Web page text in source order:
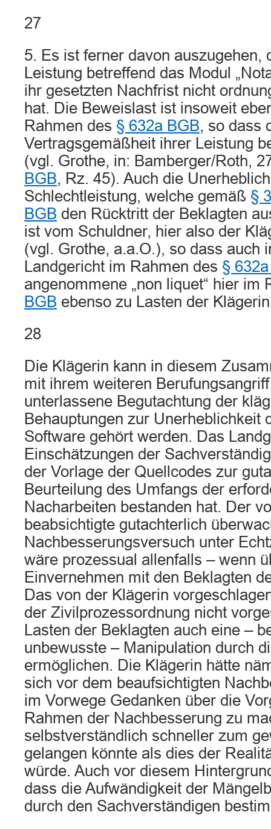
27
5. Es ist ferner davon auszugehen,
Leistung betreffend das Modul
ihr gesetzten Nachfrist nicht
hat. Die Beweislast ist insoweit
Rahmen des § 632a BGB, so dass
Vertragsgemäßheit ihrer Leistung
(vgl. Grothe, in: Bamberger/Roth,
BGB, Rz. 45). Auch die
Schlechtleistung, welche gemäß §
BGB den Rücktritt der Beklagten
ist vom Schuldner, hier also der
(vgl. Grothe, a.a.O.), so dass auch
Landgericht im Rahmen des §
angenommene „non liquet“ hier im
BGB ebenso zu Lasten der
28
Die Klägerin kann in diesem
mit ihrem weiteren
unterlassene Begutachtung der
Behauptungen zur Unerheblichkeit
Software gehört werden. Das
Einschätzungen der
der Vorlage der Quellcodes zur
Beurteilung des Umfangs der
Nacharbeiten bestanden hat. Der
beabsichtigte gutachterlich
Nachbesserungsversuch unter
wäre prozessual allenfalls – wenn
Einvernehmen mit den Beklagten
Das von der Klägerin
der Zivilprozessordnung nicht
Lasten der Beklagten auch eine –
unbewusste – Manipulation durch
ermöglichen. Die Klägerin hätte
sich vor dem beaufsichtigten
im Vorwege Gedanken über die
Rahmen der Nachbesserung zu
selbstverständlich schneller zum
gelangen könnte als dies der
würde. Auch vor diesem
dass die Aufwändigkeit der
durch den Sachverständigen